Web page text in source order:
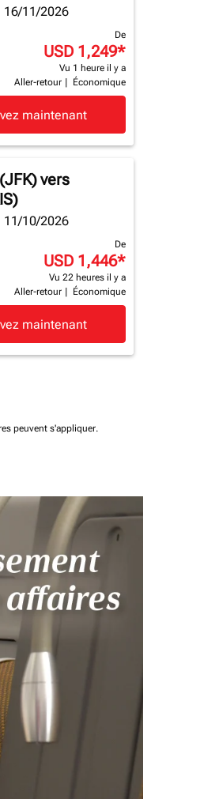
16/11/2026
De
USD 1,249*
Vu 1 heure il y a
Aller-retour
Économique
maintenant
vers
11/10/2026
De
USD 1,446*
Vu 22 heures il y a
Aller-retour
Économique
maintenant
peuvent s'appliquer.